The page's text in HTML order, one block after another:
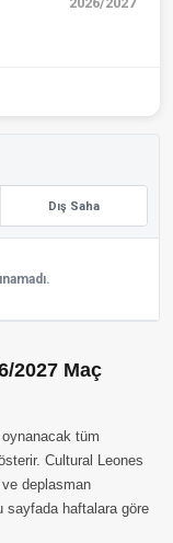
Dış Saha
2027 Maç
tüm
Cultural Leones
ve deplasman
sayfada haftalara göre